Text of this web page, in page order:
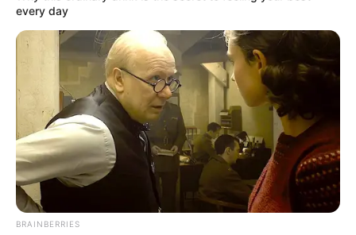
cuenten con red de apoyo para su cuidado, previa
verificación mediante visita domiciliaria. Solo en
algunos casos.
En un Hogar Comunitario Familiar se pueden
atender máximo dos niños o niñas entre 6 meses y
18 meses; en el caso en el que se atienda un niño
con discapacidad, se atenderá un niño o niña en el
rango de edad de 6 meses a 18 meses.
COMPARTIR
every day
BRAINBERRIES